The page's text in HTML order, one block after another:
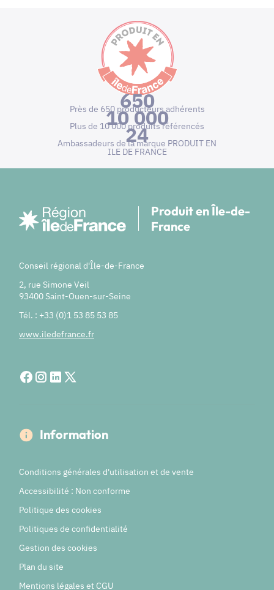
650
Près de 650 producteurs adhérents
10 000
Plus de 10 000 produits référencés
24
Ambassadeurs de la marque PRODUIT EN
ILE DE FRANCE
Produit en Île-de-
France
Conseil régional d'Île-de-France
2, rue Simone Veil
93400 Saint-Ouen-sur-Seine
Tél. : +33 (0)1 53 85 53 85
www.iledefrance.fr
Information
Conditions générales d'utilisation et de vente
Accessibilité : Non conforme
Politique des cookies
Politiques de confidentialité
Gestion des cookies
Plan du site
Mentions légales et CGU